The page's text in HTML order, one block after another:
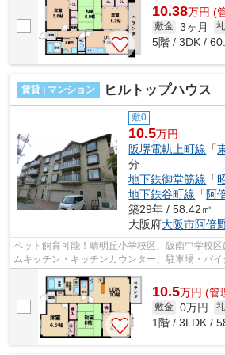
10.38万円 (
敷金 3ヶ月
5階 / 3DK /
賃貸 | マンション ヒルトップハウス
敷0
10.5万円
阪堺電軌上町線 「
分
地下鉄御堂筋線 「
地下鉄谷町線 「 阿
築29年 / 58.42㎡
大阪府大阪市阿倍
ペット飼育可能！晴明丘小学校区、阪南中学校区にな
ムキッチン・キッチンカウンター、駐車場・バ
10.5万円 (管
敷金 0万円
1階 / 3LDK /